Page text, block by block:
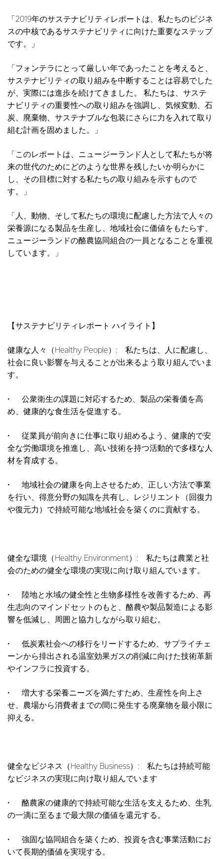
「2019年のサステナビリティレポートは、私たちのビジネ
スの中核であるサステナビリティに向けた重要なステップ
です。」
「フォンテラにとって厳しい年であったことを考えると、
サステナビリティの取り組みを中断することは容易でした
が、実際には進歩を続けてきました。 私たちは、サステ
ナビリティの重要性への取り組みを強調し、気候変動、石
炭、廃棄物、サステナブルな包装にさらに力を入れて取り
組む計画を固めました。」
「このレポートは、ニュージーランド人として私たちが将
来の世代のためにどのような世界を残したいか明らかに
し、その目標に対する私たちの取り組みを示すもので
す。」
「人、動物、そして私たちの環境に配慮した方法で人々の
栄養源になる製品を生産し、地域社会に価値をもたらす、
ニュージーランドの酪農協同組合の一員となることを重視
しています。」
【サステナビリティレポート ハイライト】
健康な人々（Healthy People）: 私たちは、人に配慮し、
社会に良い影響を与えることが出来るよう取り組んでいま
す。
• 公衆衛生の課題に対応するため、製品の栄養価を高
め、健康的な食生活を促進する。
• 従業員が前向きに仕事に取り組めるよう、健康的で安
全な労働環境を推進し、高い技術を持つ活動的で多様な人
材を育成する。
• 地域社会の健康を向上させるため、正しい方法で事業
を行い、得意分野の知識を共有し、レジリエント（回復力
や復元力）で持続可能な地域社会を築くのに貢献する。
健全な環境（Healthy Environment）: 私たちは農業と社
会のための健全な環境の実現に向け取り組んでいます。
• 陸地と水域の健全性と生物多様性を改善するため、再
生志向のマインドセットのもと、酪農や製品製造による影
響を低減し、周囲と協力しながら取り組む。
• 低炭素社会への移行をリードするため、サプライチェ
ーンから排出される温室効果ガスの削減に向けた技術革新
やインフラに投資する。
• 増大する栄養ニーズを満たすため、生産性を向上さ
せ、農場から消費者までの間に発生する廃棄物を最小限に
抑える。
健全なビジネス（Healthy Business）: 私たちは持続可能
なビジネスの実現に向け取り組んでいます
• 酪農家の健康的で持続可能な生活を支えるため、生乳
の一滴に至るまで最大限の価値を還元する。
• 強固な協同組合を築くため、投資を含む事業活動にお
いて長期的価値を実現する。